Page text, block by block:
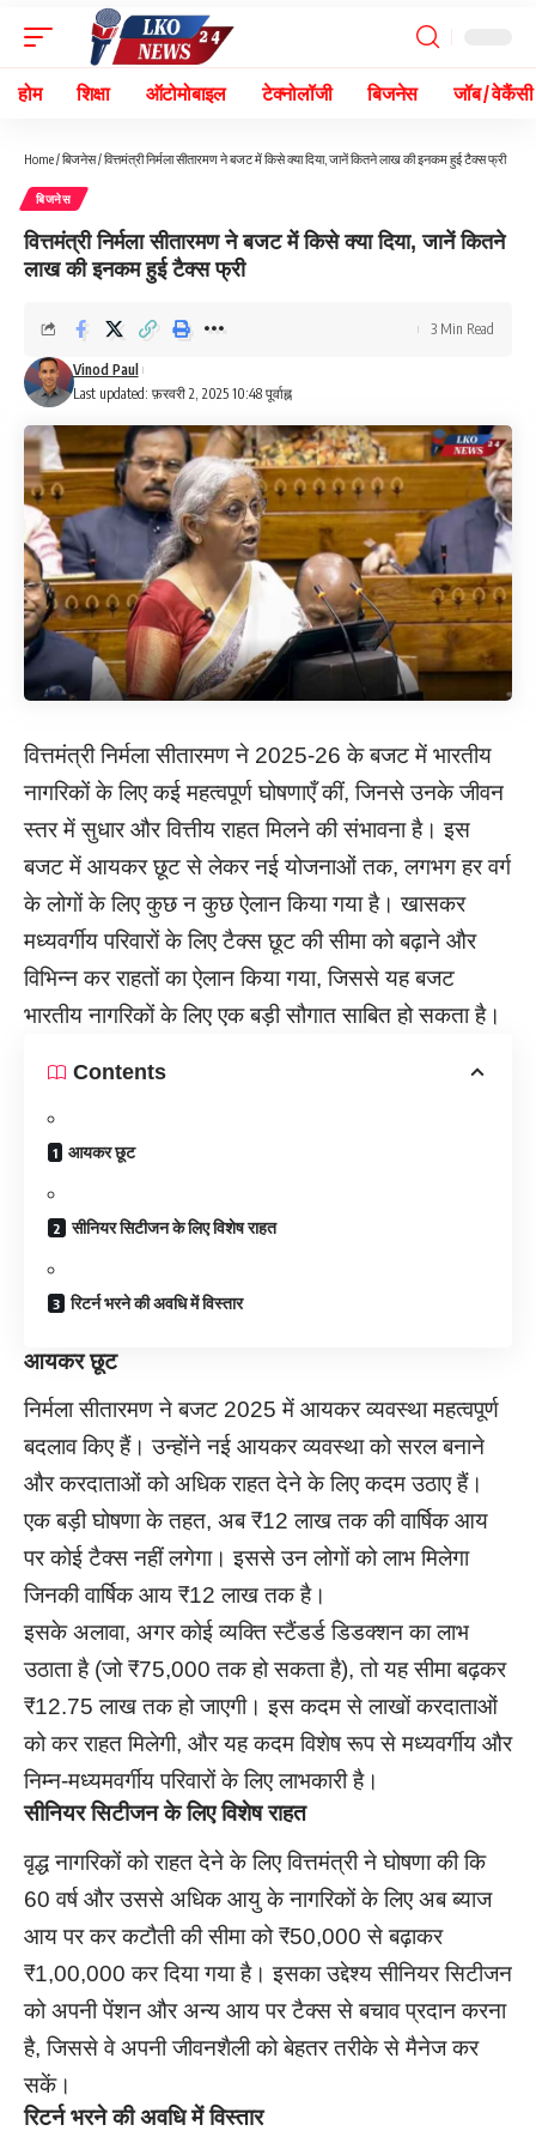
होम शिक्षा ऑटोमोबाइल टेक्नोलॉजी बिजनेस जॉब / वेकैंसी
Home/बिजनेस/वित्तमंत्री निर्मला सीतारमण ने बजट में किसे क्या दिया, जानें कितने लाख की इनकम हुई टैक्स फ्री
बिजनेस
वित्तमंत्री निर्मला सीतारमण ने बजट में किसे क्या दिया, जानें कितने
लाख की इनकम हुई टैक्स फ्री
Last updated: फ़रवरी 2, 2025 10:48 पूर्वाह्न
Vinod Paul
3 Min Read
वित्तमंत्री निर्मला सीतारमण ने 2025-26 के बजट में भारतीय
नागरिकों के लिए कई महत्वपूर्ण घोषणाएँ कीं, जिनसे उनके जीवन
स्तर में सुधार और वित्तीय राहत मिलने की संभावना है। इस
बजट में आयकर छूट से लेकर नई योजनाओं तक, लगभग हर वर्ग
के लोगों के लिए कुछ न कुछ ऐलान किया गया है। खासकर
मध्यवर्गीय परिवारों के लिए टैक्स छूट की सीमा को बढ़ाने और
विभिन्न कर राहतों का ऐलान किया गया, जिससे यह बजट
भारतीय नागरिकों के लिए एक बड़ी सौगात साबित हो सकता है।
Contents
आयकर छूट
सीनियर सिटीजन के लिए विशेष राहत
रिटर्न भरने की अवधि में विस्तार
आयकर छूट
निर्मला सीतारमण ने बजट 2025 में आयकर व्यवस्था महत्वपूर्ण
बदलाव किए हैं। उन्होंने नई आयकर व्यवस्था को सरल बनाने
और करदाताओं को अधिक राहत देने के लिए कदम उठाए हैं।
एक बड़ी घोषणा के तहत, अब ₹12 लाख तक की वार्षिक आय
पर कोई टैक्स नहीं लगेगा। इससे उन लोगों को लाभ मिलेगा
जिनकी वार्षिक आय ₹12 लाख तक है।
इसके अलावा, अगर कोई व्यक्ति स्टैंडर्ड डिडक्शन का लाभ
उठाता है (जो ₹75,000 तक हो सकता है), तो यह सीमा बढ़कर
₹12.75 लाख तक हो जाएगी। इस कदम से लाखों करदाताओं
को कर राहत मिलेगी, और यह कदम विशेष रूप से मध्यवर्गीय और
निम्न-मध्यमवर्गीय परिवारों के लिए लाभकारी है।
सीनियर सिटीजन के लिए विशेष राहत
वृद्ध नागरिकों को राहत देने के लिए वित्तमंत्री ने घोषणा की कि
60 वर्ष और उससे अधिक आयु के नागरिकों के लिए अब ब्याज
आय पर कर कटौती की सीमा को ₹50,000 से बढ़ाकर
₹1,00,000 कर दिया गया है। इसका उद्देश्य सीनियर सिटीजन
को अपनी पेंशन और अन्य आय पर टैक्स से बचाव प्रदान करना
है, जिससे वे अपनी जीवनशैली को बेहतर तरीके से मैनेज कर
सकें।
रिटर्न भरने की अवधि में विस्तार